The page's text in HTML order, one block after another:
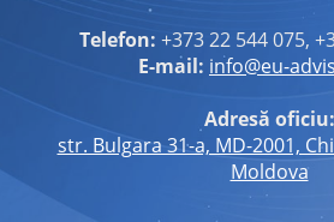
Telefon: +373 22 544 075,
E-mail: info@eu-
Adresă oficiu:
str. Bulgara 31-a, MD-2001,
Moldova